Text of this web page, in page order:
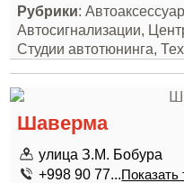
Рубрики:
Автосигнализации,
Студии автотюнинга,
Шаверма
улица З.М. Бобура
+998 90 77...